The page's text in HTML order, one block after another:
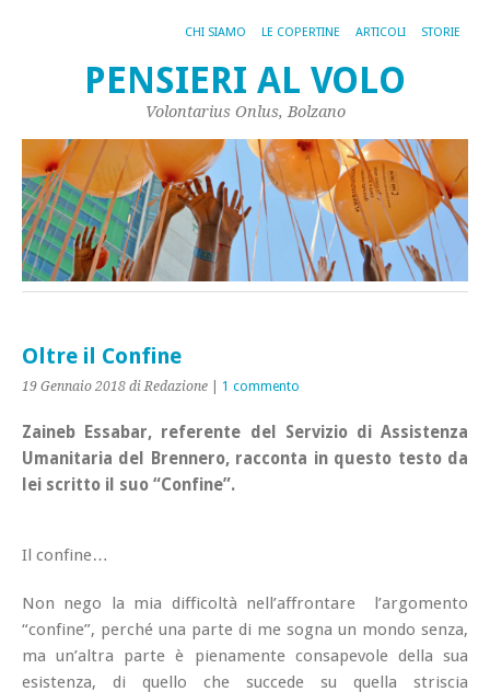
CHI SIAMO LE COPERTINE ARTICOLI STORIE
PENSIERI AL VOLO
Volontarius Onlus, Bolzano
Oltre il Confine
19 Gennaio 2018 di Redazione 1 commento
Zaineb Essabar, referente del Servizio di Assistenza
Umanitaria del Brennero, racconta in questo testo da
lei scritto il suo “Confine”.
Il confine…
Non nego la mia difficoltà nell’affrontare l’argomento
“confine”, perché una parte di me sogna un mondo senza,
ma un’altra parte è pienamente consapevole della sua
esistenza, di quello che succede su quella striscia